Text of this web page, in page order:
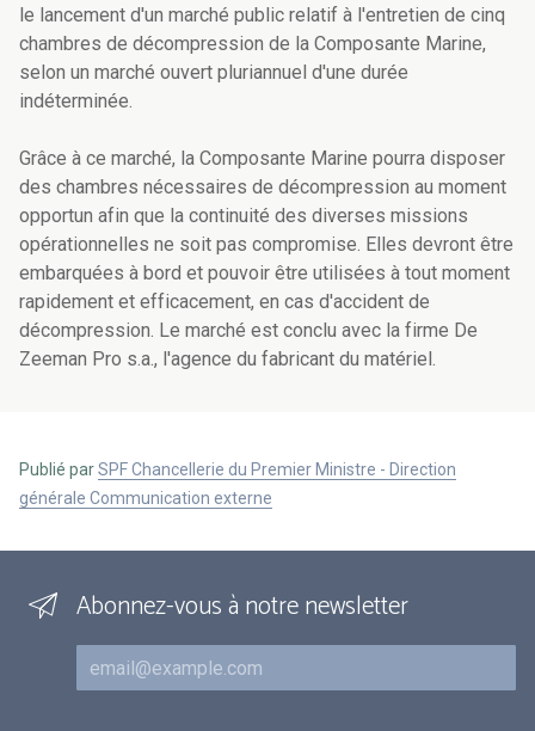
le lancement d'un marché public relatif à l'entretien de cinq
chambres de décompression de la Composante Marine,
selon un marché ouvert pluriannuel d'une durée
indéterminée.
Grâce à ce marché, la Composante Marine pourra disposer
des chambres nécessaires de décompression au moment
opportun afin que la continuité des diverses missions
opérationnelles ne soit pas compromise. Elles devront être
embarquées à bord et pouvoir être utilisées à tout moment
rapidement et efficacement, en cas d'accident de
décompression. Le marché est conclu avec la firme De
Zeeman Pro s.a., l'agence du fabricant du matériel.
Publié parSPF Chancellerie du Premier Ministre - Direction
générale Communication externe
Abonnez-vous à notre newsletter
Courriel